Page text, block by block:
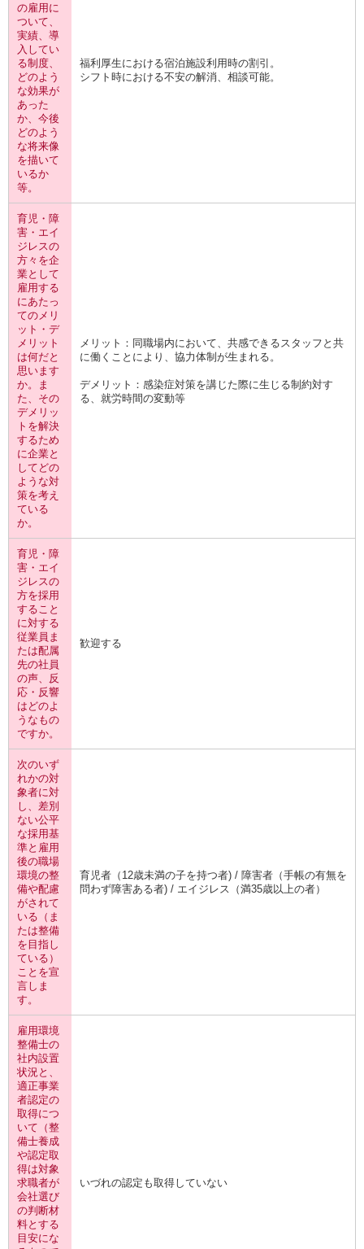
の雇用に
ついて、
実績、導
入してい
る制度、
どのよう
な効果が
あった
か、今後
どのよう
な将来像
を描いて
いるか
等。
福利厚生における宿泊施設利用時の割引。
シフト時における不安の解消、相談可能。
育児・障
害・エイ
ジレスの
方々を企
業として
雇用する
にあたっ
てのメリ
ット・デ
メリット
は何だと
思います
か。ま
た、その
デメリッ
トを解決
するため
に企業と
してどの
ような対
策を考え
ている
か。
メリット：同職場内において、共感できるスタッフと共
に働くことにより、協力体制が生まれる。
デメリット：感染症対策を講じた際に生じる制約対す
る、就労時間の変動等
育児・障
害・エイ
ジレスの
方を採用
すること
に対する
従業員ま
たは配属
先の社員
の声、反
応・反響
はどのよ
うなもの
ですか。
歓迎する
次のいず
れかの対
象者に対
し、差別
ない公平
な採用基
準と雇用
後の職場
環境の整
備や配慮
がされて
いる（ま
たは整備
を目指し
ている）
ことを宣
言しま
す。
育児者（12歳未満の子を持つ者) / 障害者（手帳の有無を
問わず障害ある者) / エイジレス（満35歳以上の者）
雇用環境
整備士の
社内設置
状況と、
適正事業
者認定の
取得につ
いて（整
備士養成
や認定取
得は対象
求職者が
会社選び
の判断材
料とする
目安にな
いづれの認定も取得していない